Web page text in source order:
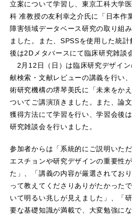
立案について学習し、東京工科大学
科 准教授の友利幸之介氏に「日本作
障害領域データベース研究の取り組
ました。また、SPSSを使用した統
後は2Dメタバースにて臨床研究雑談
2月12日（日）は臨床研究デザイン
献検索・文献レビューの講義を行い
術研究機構の堺琴美氏に「未来をか
ついてご講演頂きました。また、論
獲得方法にて学習を行い、学習会後
研究雑談会を行いました。
参加者からは「系統的にご説明いた
エスチョンや研究デザインの重要性
た」、「講義の内容が厳選されてお
って教えてくださりありがたかった
いて明るい兆しが見えました」、「
要な基礎知識が満載で、大変勉強に